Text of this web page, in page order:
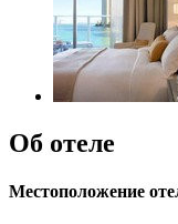
Об отеле
Местоположение